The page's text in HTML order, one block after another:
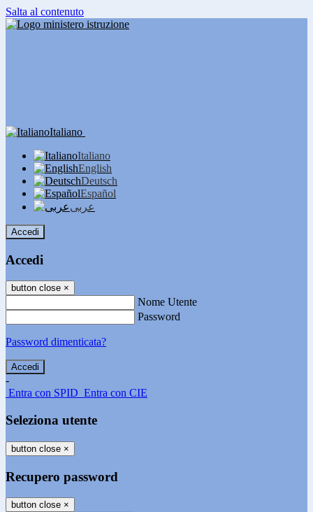
Salta al contenuto
Italiano
Italiano
English
Deutsch
Español
عربى
Accedi
Accedi
button close ×
Nome Utente
Password
Password dimenticata?
-
Entra con SPID Entra con CIE
Seleziona utente
button close ×
Recupero password
button close ×